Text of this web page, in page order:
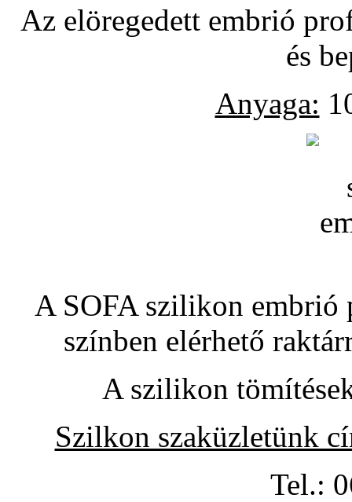
Az elöregedett embrió
és
Anyaga:
A SOFA szilikon embrió
színben elérhető
A szilikon
Szilkon szaküzletünk
Tel.: